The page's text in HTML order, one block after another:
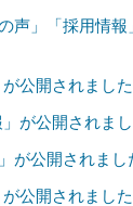
声」「採用情
公開されました
が公開されまし
が公開されまし
公開されました